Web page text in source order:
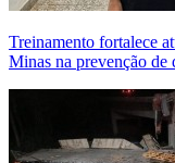
Treinamento fortalece
Minas na prevenção de